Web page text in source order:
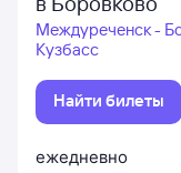
Междуреченск -
Кузбасс
Найти билеты
ежедневно